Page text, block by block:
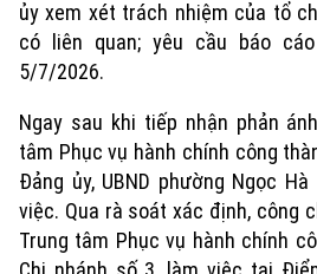
Xu hướng
ủy xem xét trách nhiệm của tổ
có liên quan; yêu cầu báo
5/7/2026.
Ngay sau khi tiếp nhận phản
tâm Phục vụ hành chính công
Đảng ủy, UBND phường Ngọc
việc. Qua rà soát xác định, công
Trung tâm Phục vụ hành chính